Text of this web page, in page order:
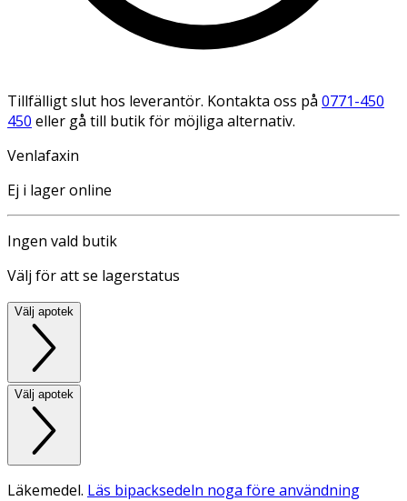
Tillfälligt slut hos leverantör. Kontakta oss på 0771-450
450 eller gå till butik för möjliga alternativ.
Venlafaxin
Ej i lager online
Ingen vald butik
Välj för att se lagerstatus
Välj apotek
Välj apotek
Läkemedel. Läs bipacksedeln noga före användning